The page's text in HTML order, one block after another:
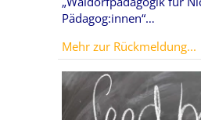
Pädagog:innen“…
Mehr zur Rückmeldung...